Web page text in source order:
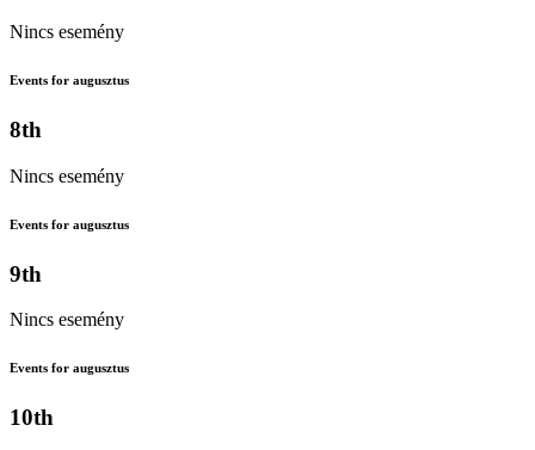
Nincs esemény
Events for augusztus
8th
Nincs esemény
Events for augusztus
9th
Nincs esemény
Events for augusztus
10th